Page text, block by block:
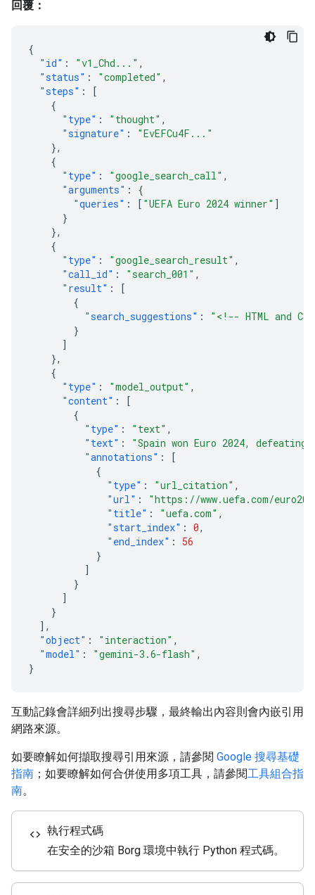
回覆：
{
"id" : "v1_Chd..." ,
"status" : "completed" ,
"steps" :
[
{
"type" : "thought" ,
"signature" :
"EvEFCu4F..."
},
{
"type" : "google_search_call" ,
"arguments" :
{
"queries" : [ "UEFA Euro 2024 winner" ]
}
},
{
"type" : "google_search_result" ,
"call_id" : "search_001" ,
"result" :
[
{
"search_suggestions" :
"<!-- HTML and
}
]
},
{
"type" : "model_output" ,
"content" :
[
{
"type" : "text" ,
"text" :
"Spain won Euro 2024,
"annotations" :
[
{
"type" : "url_citation" ,
"url" :
"https://www.uefa.com/
"title" : "uefa.com" ,
"start_index" : 0,
"end_index" :
56
}
]
}
]
}
],
"object" : "interaction" ,
"model" : "gemini-3.6-flash" ,
}
互動記錄會詳細列出搜尋步驟，最終輸出內容則會內嵌引用
網路來源。
如要瞭解如何擷取搜尋引用來源，請參閱 Google 搜尋基礎
指南 ；如要瞭解如何合併使用多項工具，請參閱工具組合指
南。
code 執行程式碼
在安全的沙箱 Borg 環境中執行 Python 程式碼。